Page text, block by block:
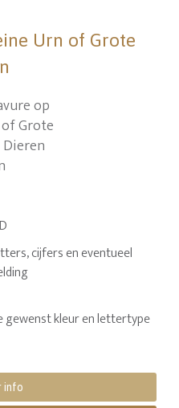
Urn of Grote
cijfers en eventueel
gewenst kleur en lettertype
info